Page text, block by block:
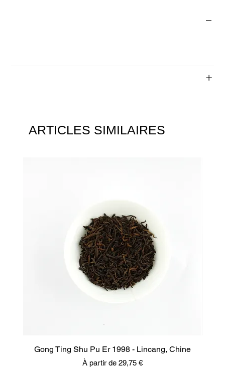
ARTICLES SIMILAIRES
Gong Ting Shu Pu Er 1998 - Lincang, Chine
À partir de 29,75 €
Prix promotionnel